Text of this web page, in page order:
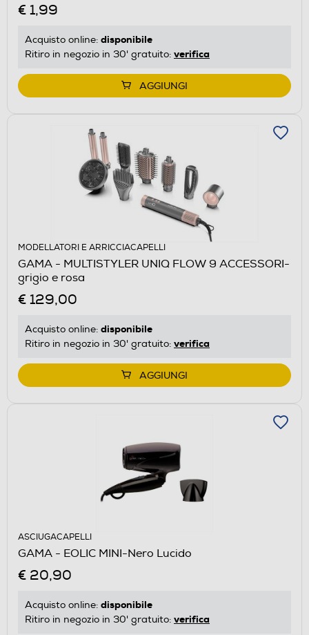
€ 1,99
Acquisto online: disponibile
Ritiro in negozio in 30' gratuito: verifica
AGGIUNGI
MODELLATORI E ARRICCIACAPELLI
GAMA - MULTISTYLER UNIQ FLOW 9 ACCESSORI-
grigio e rosa
€ 129,00
Acquisto online: disponibile
Ritiro in negozio in 30' gratuito: verifica
AGGIUNGI
ASCIUGACAPELLI
GAMA - EOLIC MINI-Nero Lucido
€ 20,90
Acquisto online: disponibile
Ritiro in negozio in 30' gratuito: verifica